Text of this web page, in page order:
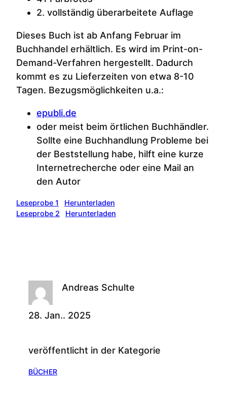
2. vollständig überarbeitete Auflage
Dieses Buch ist ab Anfang Februar im
Buchhandel erhältlich. Es wird im Print-on-
Demand-Verfahren hergestellt. Dadurch
kommt es zu Lieferzeiten von etwa 8-10
Tagen. Bezugsmöglichkeiten u.a.:
epubli.de
oder meist beim örtlichen Buchhändler.
Sollte eine Buchhandlung Probleme bei
der Beststellung habe, hilft eine kurze
Internetrecherche oder eine Mail an
den Autor
Leseprobe 1
Herunterladen
Leseprobe 2
Herunterladen
Andreas Schulte
28. Jan.. 2025
veröffentlicht in der Kategorie
BÜCHER